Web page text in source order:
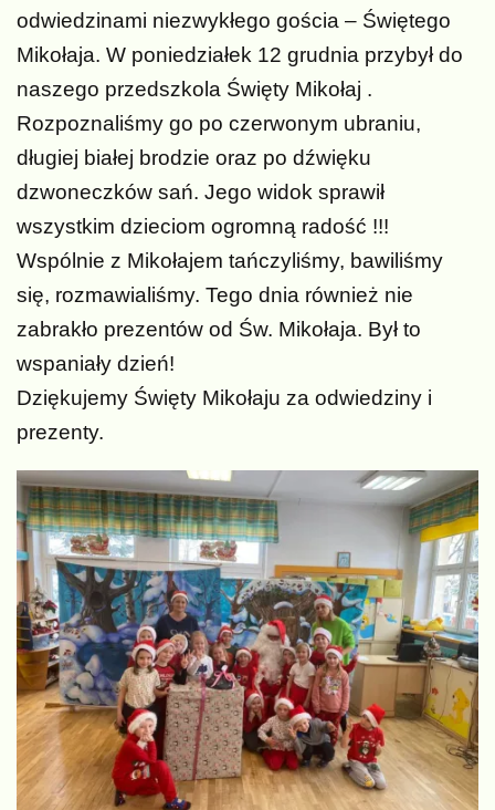
odwiedzinami niezwykłego gościa – Świętego
Mikołaja. W poniedziałek 12 grudnia przybył do
naszego przedszkola Święty Mikołaj .
Rozpoznaliśmy go po czerwonym ubraniu,
długiej białej brodzie oraz po dźwięku
dzwoneczków sań. Jego widok sprawił
wszystkim dzieciom ogromną radość !!!
Wspólnie z Mikołajem tańczyliśmy, bawiliśmy
się, rozmawialiśmy. Tego dnia również nie
zabrakło prezentów od Św. Mikołaja. Był to
wspaniały dzień!
Dziękujemy Święty Mikołaju za odwiedziny i
prezenty.